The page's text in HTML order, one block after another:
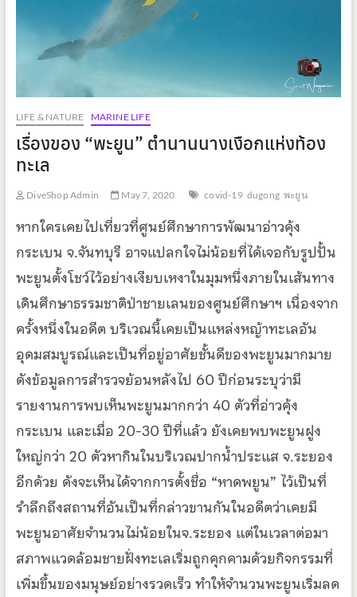
LIFE & NATURE MARINE LIFE
เรื่องของ “พะยูน” ตำนานนางเงือกแห่งท้อง
ทะเล
DiveShop Admin May 7, 2020 covid-19 dugong พะยูน
หากใครเคยไปเที่ยวที่ศูนย์ศึกษาการพัฒนาอ่าวคุ้ง
กระเบน จ.จันทบุรี อาจแปลกใจไม่น้อยที่ได้เจอกับรูปปั้น
พะยูนตั้งโชว์ไว้อย่างเงียบเหงาในมุมหนึ่งภายในเส้นทาง
เดินศึกษาธรรมชาติป่าชายเลนของศูนย์ศึกษาฯ เนื่องจาก
ครั้งหนึ่งในอดีต บริเวณนี้เคยเป็นแหล่งหญ้าทะเลอัน
อุดมสมบูรณ์และเป็นที่อยู่อาศัยชั้นดีของพะยูนมากมาย
ดังข้อมูลการสำรวจย้อนหลังไป 60 ปีก่อนระบุว่ามี
รายงานการพบเห็นพะยูนมากกว่า 40 ตัวที่อ่าวคุ้ง
กระเบน และเมื่อ 20-30 ปีที่แล้ว ยังเคยพบพะยูนฝูง
ใหญ่กว่า 20 ตัวหากินในบริเวณปากน้ำประแส จ.ระยอง
อีกด้วย ดังจะเห็นได้จากการตั้งชื่อ “หาดพยูน” ไว้เป็นที่
รำลึกถึงสถานที่อันเป็นที่กล่าวขานกันในอดีตว่าเคยมี
พะยูนอาศัยจำนวนไม่น้อยในจ.ระยอง แต่ในเวลาต่อมา
สภาพแวดล้อมชายฝั่งทะเลเริ่มถูกคุกคามด้วยกิจกรรมที่
เพิ่มขึ้นของมนุษย์อย่างรวดเร็ว ทำให้จำนวนพะยูนเริ่มลด